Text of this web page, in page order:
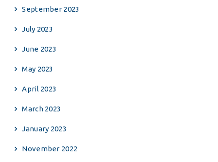
September 2023
July 2023
June 2023
May 2023
April 2023
March 2023
January 2023
November 2022